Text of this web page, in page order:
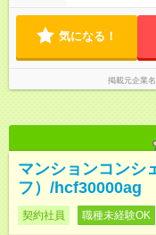
入社2～3年目で
アアップするケースも珍
間あり 試用期
と異なる部分が
時給 1,400円以
インターンとし
ト制 ［ シフト例 ］ ・平日⇒12：30-21：30 ・土日祝⇒10：00-
て、明日に備え
気になる！
掲載元企業名
マンションコンシ
フ）/hcf30000ag
契約社員 職種未経験OK